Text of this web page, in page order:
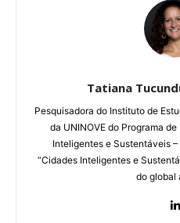
Tatiana
Pesquisadora do Instituto de
da UNINOVE do Programa
Inteligentes e Sustentáveis
“Cidades Inteligentes e
do global